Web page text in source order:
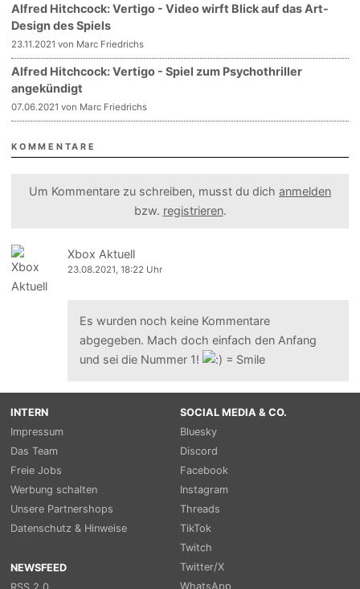
Alfred Hitchcock: Vertigo - Video wirft Blick auf das Art-
Design des Spiels
23.11.2021 von Marc Friedrichs
Alfred Hitchcock: Vertigo - Spiel zum Psychothriller
angekündigt
07.06.2021 von Marc Friedrichs
KOMMENTARE
Um Kommentare zu schreiben, musst du dich anmelden
bzw. registrieren.
Xbox Aktuell
23.08.2021, 18:22 Uhr
Es wurden noch keine Kommentare
abgegeben. Mach doch einfach den Anfang
und sei die Nummer 1!
INTERN
Impressum
Das Team
Freie Jobs
Werbung schalten
Unsere Partnershops
Datenschutz & Hinweise
NEWSFEED
SOCIAL MEDIA & CO.
Bluesky
Discord
Facebook
Instagram
Threads
TikTok
Twitch
Twitter/X
WhatsApp